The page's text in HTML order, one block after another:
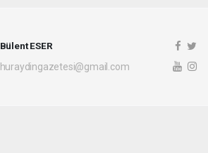
Bülent ESER
huraydingazetesi@gmail.com